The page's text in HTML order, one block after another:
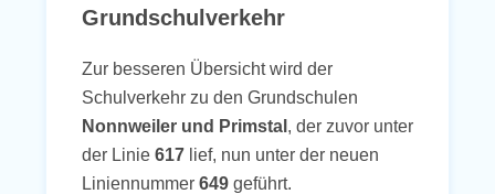
Grundschulverkehr
Zur besseren Übersicht wird der
Schulverkehr zu den Grundschulen
Nonnweiler und Primstal , der zuvor unter
der Linie 617 lief, nun unter der neuen
Liniennummer 649 geführt.